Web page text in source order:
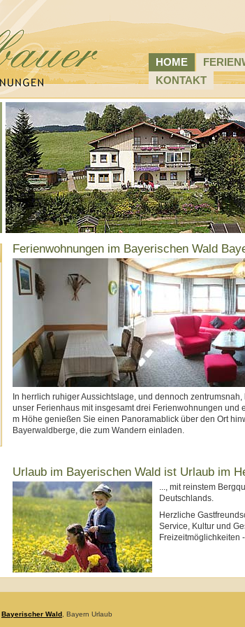
HOME
KONTAKT
Ferienwohnungen im Bayerischen Wald
In herrlich ruhiger Aussichtslage, und dennoch
unser Ferienhaus mit insgesamt drei Ferienwohnungen und
m Höhe genießen Sie einen Panoramablick über den Ort
Bayerwaldberge, die zum Wandern einladen.
Urlaub im Bayerischen Wald ist Urlaub im
..., mit reinstem
Deutschlands.
Herzliche
Service, Kultur und
Freizeitmöglichkeiten
Bayerischer Wald , Bayern Urlaub